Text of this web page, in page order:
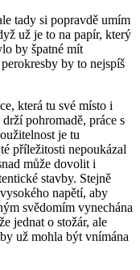
tady si popravdě umím
už je to na papír, který
by špatné mít
by to nejspíš
která tu své místo i
pohromadě, práce s
je tu
příležitosti nepoukázal
může dovolit i
stavby. Stejně
napětí, aby
svědomím vynechána
jednat o stožár, ale
už mohla být vnímána